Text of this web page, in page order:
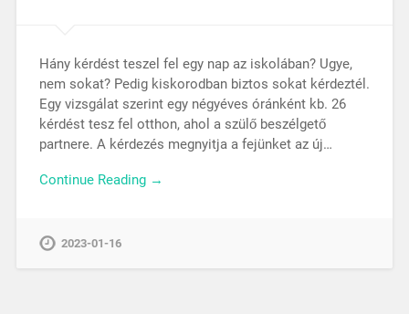
Hány kérdést teszel fel egy nap az iskolában? Ugye,
nem sokat? Pedig kiskorodban biztos sokat kérdeztél.
Egy vizsgálat szerint egy négyéves óránként kb. 26
kérdést tesz fel otthon, ahol a szülő beszélgető
partnere. A kérdezés megnyitja a fejünket az új…
Continue Reading →
2023-01-16